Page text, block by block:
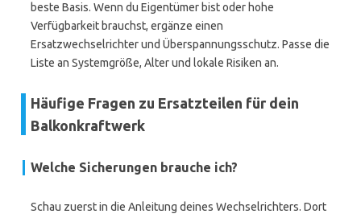
beste Basis. Wenn du Eigentümer bist oder hohe
Verfügbarkeit brauchst, ergänze einen
Ersatzwechselrichter und Überspannungsschutz. Passe die
Liste an Systemgröße, Alter und lokale Risiken an.
Häufige Fragen zu Ersatzteilen für dein
Balkonkraftwerk
Welche Sicherungen brauche ich?
Schau zuerst in die Anleitung deines Wechselrichters. Dort